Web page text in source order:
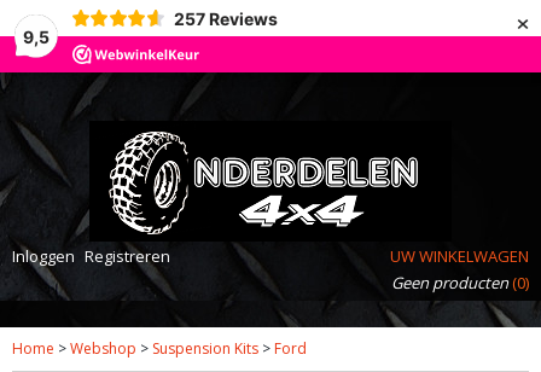
9,5
257 Reviews ×
Inloggen Registreren
UW WINKELWAGEN
Geen producten(0)
Home >Webshop > Suspension Kits > Ford